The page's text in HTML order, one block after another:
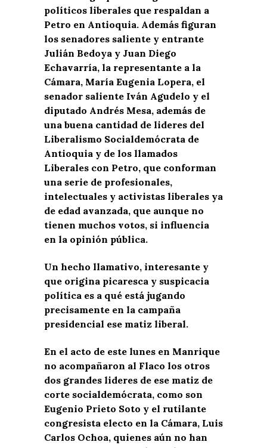
políticos liberales que respaldan a
Petro en Antioquia. Además figuran
los senadores saliente y entrante
Julián Bedoya y Juan Diego
Echavarría, la representante a la
Cámara, María Eugenia Lopera, el
senador saliente Iván Agudelo y el
diputado Andrés Mesa, además de
una buena cantidad de lideres del
Liberalismo Socialdemócrata de
Antioquia y de los llamados
Liberales con Petro, que conforman
una serie de profesionales,
intelectuales y activistas liberales ya
de edad avanzada, que aunque no
tienen muchos votos, si influencia
en la opinión pública.
Un hecho llamativo, interesante y
que origina picaresca y suspicacia
política es a qué está jugando
precisamente en la campaña
presidencial ese matiz liberal.
En el acto de este lunes en Manrique
no acompañaron al Flaco los otros
dos grandes lideres de ese matiz de
corte socialdemócrata, como son
Eugenio Prieto Soto y el rutilante
congresista electo en la Cámara, Luis
Carlos Ochoa, quienes aún no han